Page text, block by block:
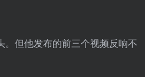
但他发布的前三个视频反响不